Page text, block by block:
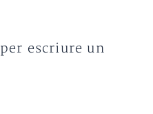
per escriure un